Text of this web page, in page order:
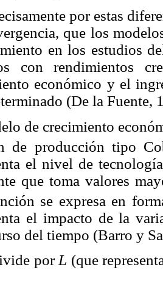
por estas
que los
en los estudios
con rendimientos
económico y el
(De la Fuente,
de crecimiento
de producción tipo
el nivel de
que toma valores
se expresa en
el impacto de la
del tiempo (Barro y
por L (que